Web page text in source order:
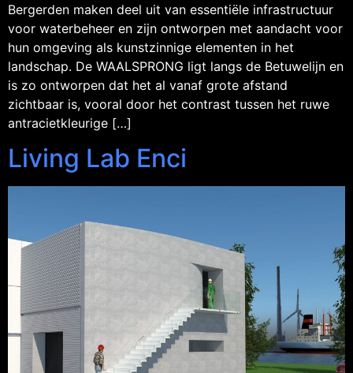
Bergerden maken deel uit van essentiële infrastructuur
voor waterbeheer en zijn ontworpen met aandacht voor
hun omgeving als kunstzinnige elementen in het
landschap. De WAALSPRONG ligt langs de Betuwelijn en
is zo ontworpen dat het al vanaf grote afstand
zichtbaar is, vooral door het contrast tussen het ruwe
antracietkleurige […]
Living Lab Enci